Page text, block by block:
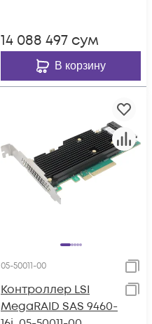
14 088 497 сум
В корзину
05-50011-00
Контроллер LSI
MegaRAID SAS 9460-